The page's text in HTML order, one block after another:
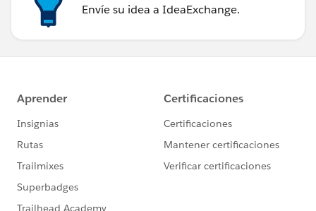
Envíe su idea a IdeaExchange.